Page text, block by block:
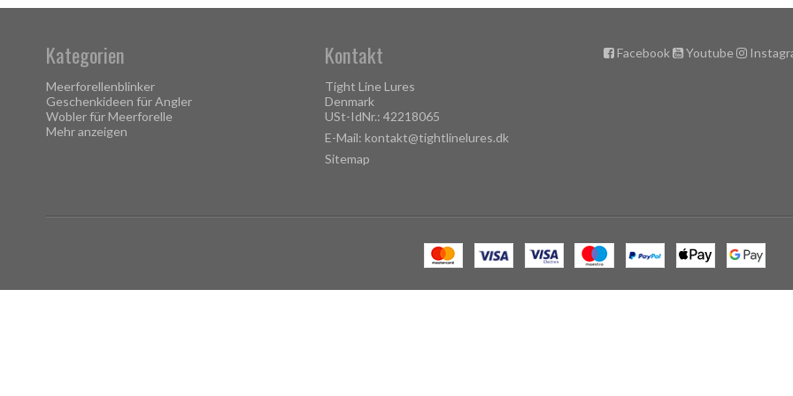
Kategorien
Meerforellenblinker
Geschenkideen für Angler
Wobler für Meerforelle
Mehr anzeigen
Kontakt
Tight Line Lures
Denmark
USt-IdNr.: 42218065
E-Mail: kontakt@tightlinelures.dk
Sitemap
Facebook Youtube